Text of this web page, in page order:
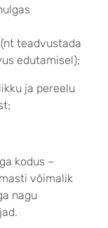
teadvustada
edutamisel);
ja pereelu
kodus –
võimalik
nagu